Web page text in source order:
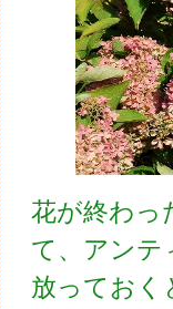
花が終わっ
て、アンテ
放っておく